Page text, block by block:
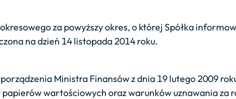
za powyższy okres, o której Spółka
na dzień 14 listopada 2014 roku.
Ministra Finansów z dnia 19 lutego 2009
wartościowych oraz warunków uznawania za